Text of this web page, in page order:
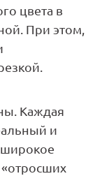
цвета в
При этом,
Каждая
и